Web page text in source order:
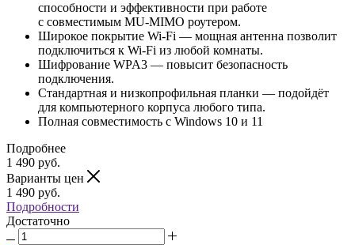
способности и эффективности при работе
с совместимым MU‑MIMO роутером.
Широкое покрытие Wi-Fi — мощная антенна позволит
подключиться к Wi‑Fi из любой комнаты.
Шифрование WPA3 — повысит безопасность
подключения.
Стандартная и низкопрофильная планки — подойдёт
для компьютерного корпуса любого типа.
Полная совместимость с Windows 10 и 11
Подробнее
1 490 руб.
Варианты цен
1 490 руб.
Подробности
Достаточно